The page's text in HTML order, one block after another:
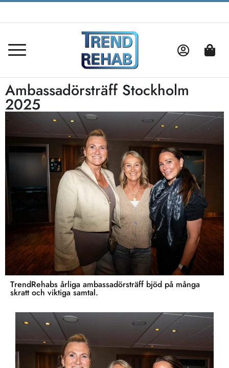
Ambassadörsträff Stockholm
2025
TrendRehabs årliga ambassadörsträff bjöd på många
skratt och viktiga samtal.